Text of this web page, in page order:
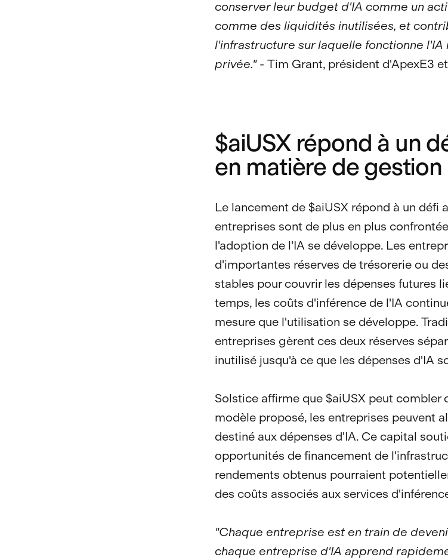
conserver leur budget d'IA comme un
comme des liquidités inutilisées, et
l'infrastructure sur laquelle fonctionne
privée."- Tim Grant, président d'ApexE3
$aiUSX répond à un
en matière de
Le lancement de $aiUSX répond à un défi
entreprises sont de plus en plus
l'adoption de l'IA se développe. Les
d'importantes réserves de trésorerie ou
stables pour couvrir les dépenses futures
temps, les coûts d'inférence de l'IA
mesure que l'utilisation se développe.
entreprises gèrent ces deux réserves
inutilisé jusqu'à ce que les dépenses d'IA
Solstice affirme que $aiUSX peut combler
modèle proposé, les entreprises peuvent
destiné aux dépenses d'IA. Ce capital
opportunités de financement de
rendements obtenus pourraient
des coûts associés aux services
"Chaque entreprise est en train de
chaque entreprise d'IA apprend